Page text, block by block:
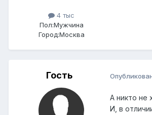
4 тыс
Пол:Мужчина
Город:Москва
Гость
А никто не
И, в